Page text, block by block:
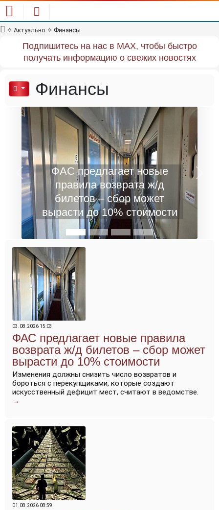
✧ Актуально ✧ Финансы
Подпишитесь на нас в MAX, чтобы быстро
получать информацию о свежих новостях
Финансы
ФАС предлагает новые
правила возврата ж/д
билетов – сбор может
вырасти до 10% стоимости
Previous
03.08.2026 15:03
ФАС предлагает новые правила
возврата ж/д билетов – сбор может
вырасти до 10% стоимости
Изменения должны снизить число возвратов и
бороться с перекупщиками, которые создают
искусственный дефицит мест, считают в ведомстве.
→
01.08.2026 08:59